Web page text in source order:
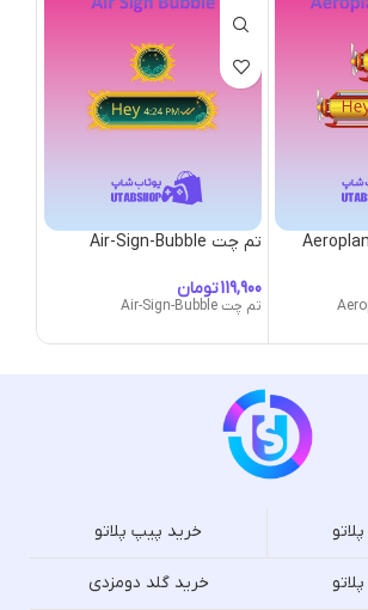
تم چت Air-Sign-Bubble
تومان
تم چت Air-Sign-Bubble
خرید پیپ پلاتو
خرید گلد دومزدی